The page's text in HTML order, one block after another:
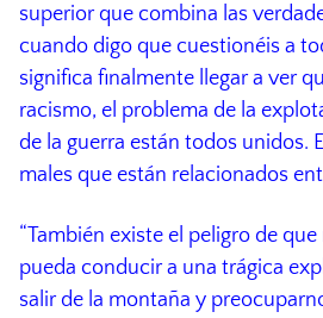
superior que combina las
cuando digo que cuestionéis a
significa finalmente llegar a ver
racismo, el problema de la
de la guerra están todos unidos.
males que están relacionados
“También existe el peligro de
pueda conducir a una trágica
salir de la montaña y